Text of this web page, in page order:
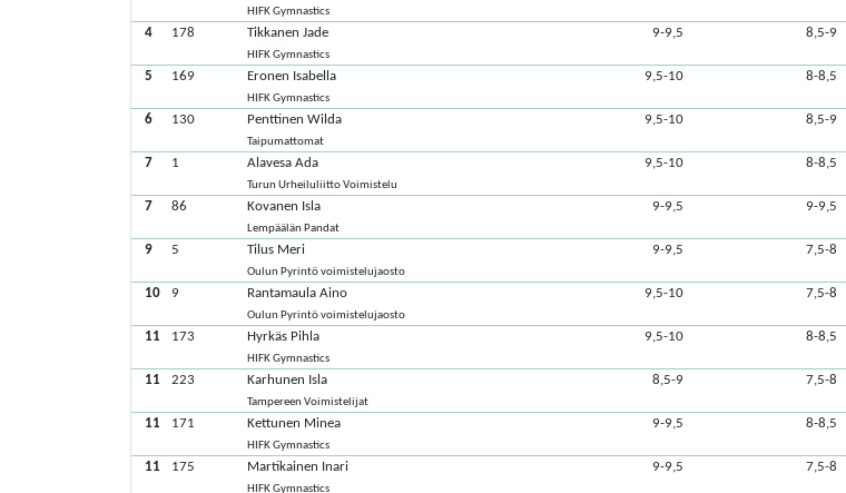
HIFK Gymnastics
4 178 Tikkanen Jade
HIFK Gymnastics
9-9,5 8,5-9
5 169 Eronen Isabella
HIFK Gymnastics
9,5-10 8-8,5
6 130 Penttinen Wilda
Taipumattomat
9,5-10 8,5-9
7 1 Alavesa Ada
Turun Urheiluliitto Voimistelu
9,5-10 8-8,5
7 86 Kovanen Isla
Lempäälän Pandat
9-9,5 9-9,5
9 5 Tilus Meri
Oulun Pyrintö voimistelujaosto
9-9,5 7,5-8
10 9 Rantamaula Aino
Oulun Pyrintö voimistelujaosto
9,5-10 7,5-8
11 173 Hyrkäs Pihla
HIFK Gymnastics
9,5-10 8-8,5
11 223 Karhunen Isla
Tampereen Voimistelijat
8,5-9 7,5-8
11 171 Kettunen Minea
HIFK Gymnastics
9-9,5 8-8,5
11 175 Martikainen Inari
HIFK Gymnastics
9-9,5 7,5-8